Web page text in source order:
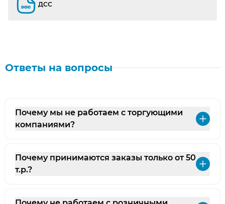
ДСС
Ответы на вопросы
Почему мы не работаем с торгующими
компаниями?
Почему принимаются заказы только от 50
т.р.?